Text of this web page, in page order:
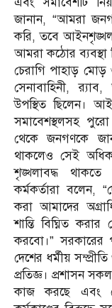
জানান, “আমরা
করি, তবে আইনশৃঙ্খলা
আমরা কঠোর ব্যবস্থা
চেরাগি পাহাড়
সেনাবাহিনী,
উপস্থিত ছিলেন।
সমাবেশস্থলসহ
থেকে জনগণকে
থাকলেও সেই
শৃঙ্খলাবদ্ধ থাকতে
কর্মকর্তারা বলেন,
করা আমাদের
শান্তি বিঘ্নিত
করবো।”
দেশের ধর্মীয়
প্রতিজ্ঞ। প্রশাসন
কাজ করছে এবং